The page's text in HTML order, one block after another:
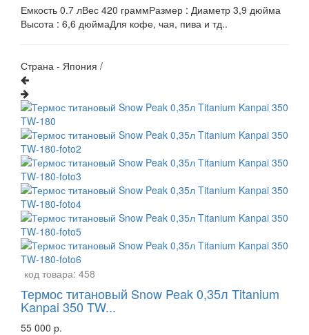
Емкость 0.7 лВес 420 граммРазмер : Диаметр 3,9 дюйма
Высота : 6,6 дюймаДля кофе, чая, пива и тд..
Страна - Япония /
код товара: 458
Термос титановый Snow Peak 0,35л Titanium
Kanpai 350 TW...
55 000 р.